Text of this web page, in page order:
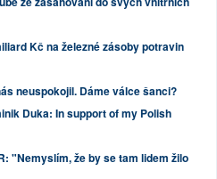
Kč na železné zásoby potravin
neuspokojil. Dáme válce šanci?
Duka: In support of my Polish
"Nemyslím, že by se tam lidem žilo